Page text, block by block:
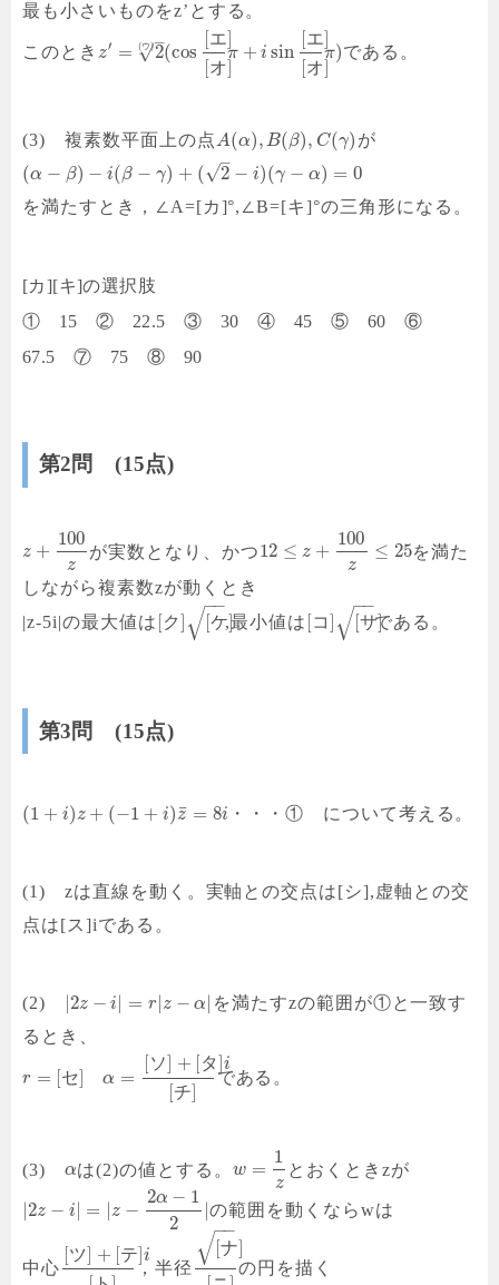
最も小さいものをz’とする。
このとき z′ = 2
–
√
(ウ ) (cos
[エ]
[オ]
π + i sin
[エ]
[オ]
π)である。
(3) 複素数平面上の点A(α), B(β), C(γ) が
(α − β) − i(β − γ) + ( 2
–
√ − i)(γ − α) = 0
を満たすとき，∠A=[カ]°,∠B=[キ]°の三角形になる。
[カ][キ]の選択肢
① 15 ② 22.5 ③ 30 ④ 45 ⑤ 60 ⑥
67.5 ⑦ 75 ⑧ 90
第2問 (15点)
z +
100
z
が実数となり、かつ12 ≤ z +
100
z
≤ 25を満た
しながら複素数zが動くとき
|z-5i|の最大値は ク ケ]
−−
√ ,最小値は コ サ]
−−
√ である。
第3問 (15点)
(1 + i)z + (−1 + i)z
¯ = 8i ・・・① について考える。
(1) zは直線を動く。実軸との交点は[シ],虚軸との交
点は[ス]iである。
(2) |2z − i| = r|z − α| を満たすzの範囲が①と一致す
るとき、
r = [セ] α =
ソ + タ ]i
チ
である。
(3) αは(2)の値とする。 w =
1
z
とおくときzが
|2z − i| = |z −
2α − 1
2
|の範囲を動くならwは
中心
[ツ] + [テ]i
，半径
[ナ]
−−
√ の円を描く